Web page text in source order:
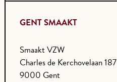
GENT SMAAKT
Smaakt VZW
Charles de Kerchovelaan 187
9000 Gent